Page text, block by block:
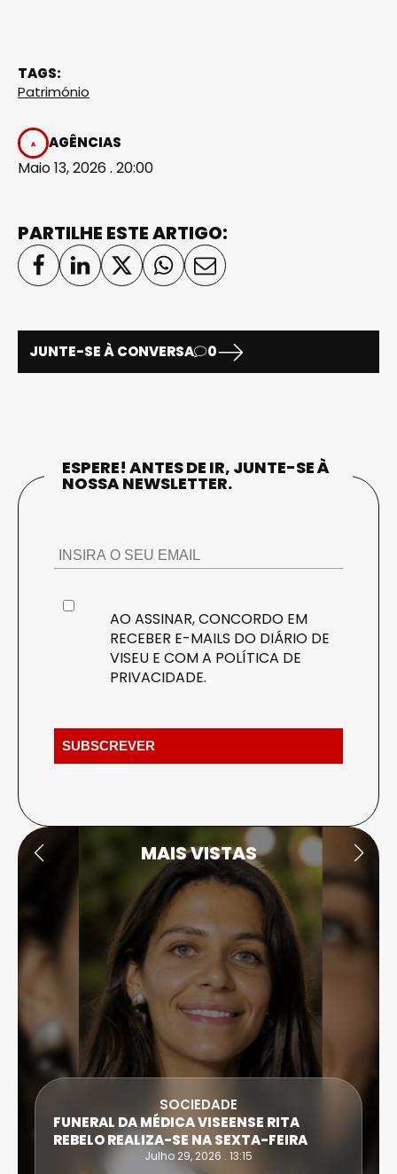
TAGS:
Património
AGÊNCIAS
Maio 13, 2026 . 20:00
PARTILHE ESTE ARTIGO:
JUNTE-SE À CONVERSA 0
ESPERE! ANTES DE IR, JUNTE-SE À
NOSSA NEWSLETTER.
AO ASSINAR, CONCORDO EM
RECEBER E-MAILS DO DIÁRIO DE
VISEU E COM A POLÍTICA DE
PRIVACIDADE.
MAIS VISTAS
SOCIEDADE
FUNERAL DA MÉDICA VISEENSE RITA
REBELO REALIZA-SE NA SEXTA-FEIRA
Julho 29, 2026 . 13:15